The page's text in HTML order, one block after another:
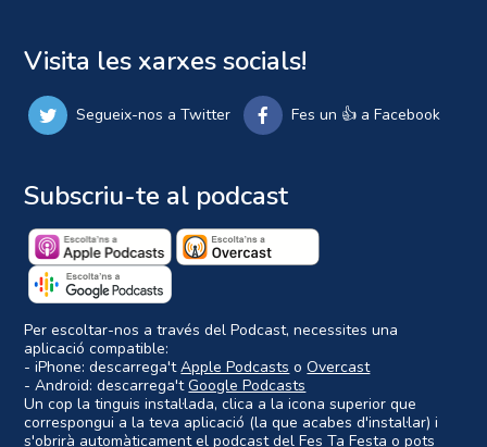
Visita les xarxes socials!
Segueix-nos a Twitter Fes un 👍 a Facebook
Subscriu-te al podcast
Per escoltar-nos a través del Podcast, necessites una
aplicació compatible:
- iPhone: descarrega'tApple Podcasts oOvercast
- Android: descarrega'tGoogle Podcasts
Un cop la tinguis instal·lada, clica a la icona superior que
correspongui a la teva aplicació (la que acabes d'instal·lar) i
s'obrirà automàticament el podcast del Fes Ta Festa o pots